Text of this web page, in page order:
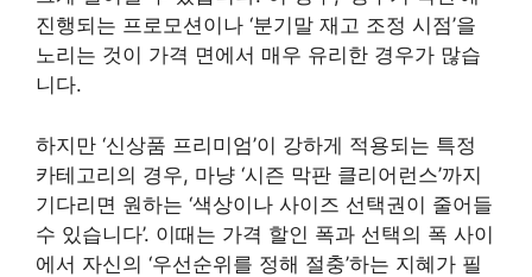
진행되는 프로모션이나 ‘분기말 재고 조정 시점’을
노리는 것이 가격 면에서 매우 유리한 경우가 많습
니다.
하지만 ‘신상품 프리미엄’이 강하게 적용되는 특정
카테고리의 경우, 마냥 ‘시즌 막판 클리어런스’까지
기다리면 원하는 ‘색상이나 사이즈 선택권이 줄어들
수 있습니다’. 이때는 가격 할인 폭과 선택의 폭 사이
에서 자신의 ‘우선순위를 정해 절충’하는 지혜가 필